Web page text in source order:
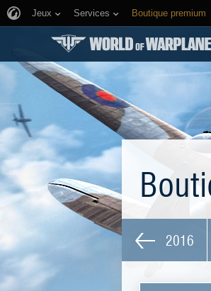
Jeux Services Boutique premium
2016